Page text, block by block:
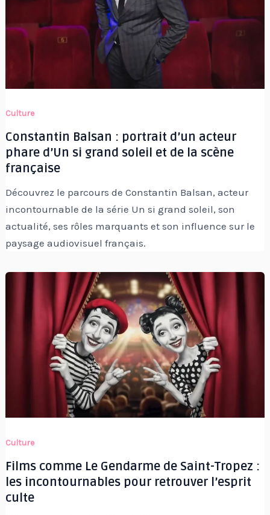
Culture
Constantin Balsan : portrait d’un acteur
phare d’Un si grand soleil et de la scène
française
Découvrez le parcours de Constantin Balsan, acteur
incontournable de la série Un si grand soleil, son
actualité, ses rôles marquants et son influence sur le
paysage audiovisuel français.
Culture
Films comme Le Gendarme de Saint-Tropez :
les incontournables pour retrouver l’esprit
culte